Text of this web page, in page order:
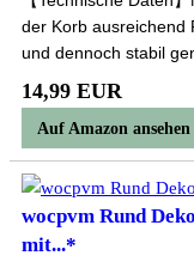
der Korb ausreichend
und dennoch stabil
14,99 EUR
Auf Amazon
wocpvm Rund
mit...*